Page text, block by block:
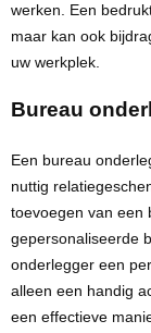
werken. Een
maar kan ook
uw werkplek.
Bureau
Een bureau
nuttig
toevoegen van een
gepersonaliseerde
onderlegger een
alleen een handig
een effectieve